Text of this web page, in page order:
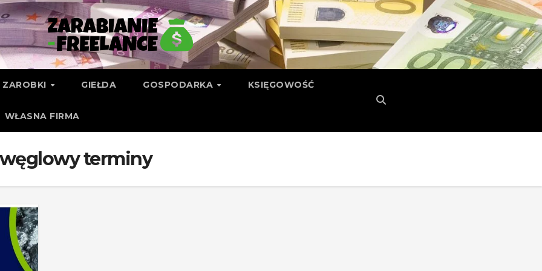
ZAROBKI GIEŁDA GOSPODARKA KSIĘGOWOŚĆ
WŁASNA FIRMA
terminy